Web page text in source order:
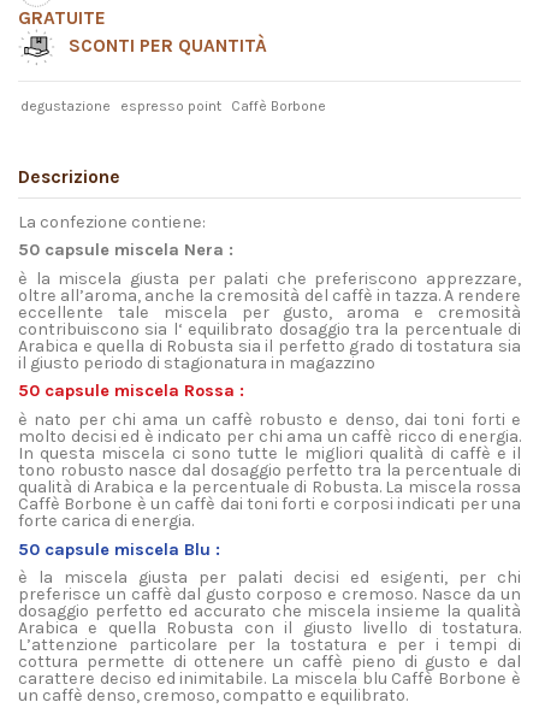
GRATUITE
SCONTI PER QUANTITÀ
degustazione espresso point Caffè Borbone
Descrizione
La confezione contiene:
50 capsule miscela Nera :
è la miscela giusta per palati che preferiscono apprezzare,
oltre all’aroma, anche la cremosità del caffè in tazza. A rendere
eccellente tale miscela per gusto, aroma e cremosità
contribuiscono sia l‘ equilibrato dosaggio tra la percentuale di
Arabica e quella di Robusta sia il perfetto grado di tostatura sia
il giusto periodo di stagionatura in magazzino
50 capsule miscela Rossa :
è nato per chi ama un caffè robusto e denso, dai toni forti e
molto decisi ed è indicato per chi ama un caffè ricco di energia.
In questa miscela ci sono tutte le migliori qualità di caffè e il
tono robusto nasce dal dosaggio perfetto tra la percentuale di
qualità di Arabica e la percentuale di Robusta. La miscela rossa
Caffè Borbone è un caffè dai toni forti e corposi indicati per una
forte carica di energia.
50 capsule miscela Blu :
è la miscela giusta per palati decisi ed esigenti, per chi
preferisce un caffè dal gusto corposo e cremoso. Nasce da un
dosaggio perfetto ed accurato che miscela insieme la qualità
Arabica e quella Robusta con il giusto livello di tostatura.
L’attenzione particolare per la tostatura e per i tempi di
cottura permette di ottenere un caffè pieno di gusto e dal
carattere deciso ed inimitabile. La miscela blu Caffè Borbone è
un caffè denso, cremoso, compatto e equilibrato.